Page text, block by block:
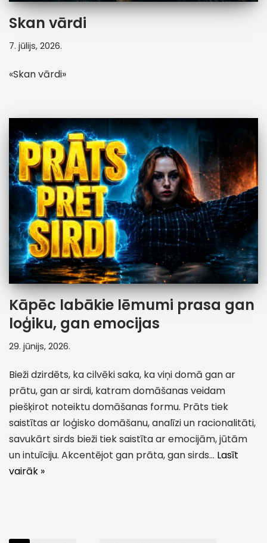
Skan vārdi
7. jūlijs, 2026.
«Skan vārdi»
Kāpēc labākie lēmumi prasa gan
loģiku, gan emocijas
29. jūnijs, 2026.
Bieži dzirdēts, ka cilvēki saka, ka viņi domā gan ar
prātu, gan ar sirdi, katram domāšanas veidam
piešķirot noteiktu domāšanas formu. Prāts tiek
saistītas ar loģisko domāšanu, analīzi un racionalitāti,
savukārt sirds bieži tiek saistīta ar emocijām, jūtām
un intuīciju. Akcentējot gan prāta, gan sirds… Lasīt
vairāk »